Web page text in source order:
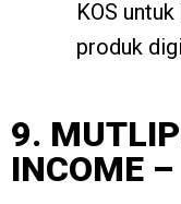
KOS
produk
9.
INCOME